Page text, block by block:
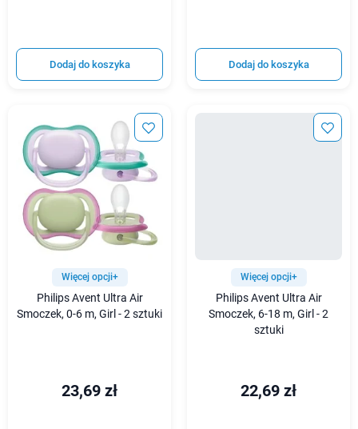
Dodaj do koszyka Dodaj do koszyka
Więcej opcji+
Philips Avent Ultra Air
Smoczek, 0-6 m, Girl - 2 sztuki
23,69 zł
Więcej opcji+
Philips Avent Ultra Air
Smoczek, 6-18 m, Girl - 2
sztuki
22,69 zł